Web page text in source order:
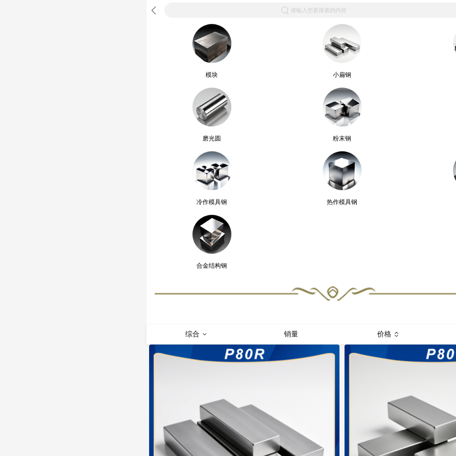
请输入您要搜索的内容
模块 小扁钢
磨光圆 粉末钢
冷作模具钢 热作模具钢
合金结构钢
综合 销量 价格